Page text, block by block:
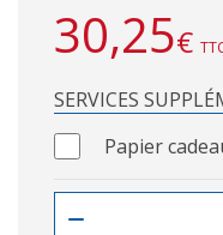
30,25€
SERVICES
Papier